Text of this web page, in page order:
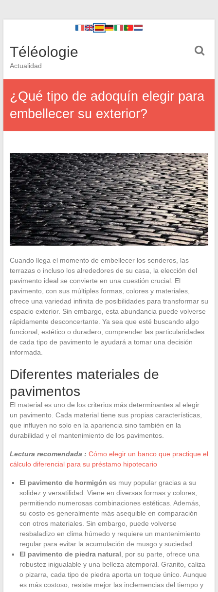
Téléologie
Actualidad
¿Qué tipo de adoquín elegir para
embellecer su exterior?
Cuando llega el momento de embellecer los senderos, las
terrazas o incluso los alrededores de su casa, la elección del
pavimento ideal se convierte en una cuestión crucial. El
pavimento, con sus múltiples formas, colores y materiales,
ofrece una variedad infinita de posibilidades para transformar su
espacio exterior. Sin embargo, esta abundancia puede volverse
rápidamente desconcertante. Ya sea que esté buscando algo
funcional, estético o duradero, comprender las particularidades
de cada tipo de pavimento le ayudará a tomar una decisión
informada.
Diferentes materiales de
pavimentos
El material es uno de los criterios más determinantes al elegir
un pavimento. Cada material tiene sus propias características,
que influyen no solo en la apariencia sino también en la
durabilidad y el mantenimiento de los pavimentos.
Lectura recomendada : Cómo elegir un banco que practique el
cálculo diferencial para su préstamo hipotecario
El pavimento de hormigón es muy popular gracias a su
solidez y versatilidad. Viene en diversas formas y colores,
permitiendo numerosas combinaciones estéticas. Además,
su costo es generalmente más asequible en comparación
con otros materiales. Sin embargo, puede volverse
resbaladizo en clima húmedo y requiere un mantenimiento
regular para evitar la acumulación de musgo y suciedad.
El pavimento de piedra natural , por su parte, ofrece una
robustez inigualable y una belleza atemporal. Granito, caliza
o pizarra, cada tipo de piedra aporta un toque único. Aunque
es más costoso, resiste mejor las inclemencias del tiempo y